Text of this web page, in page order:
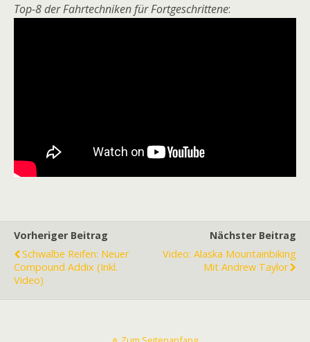
Top-8 der Fahrtechniken für Fortgeschrittene:
Vorheriger Beitrag
Schwalbe Reifen: Neuer
Compound Addix (inkl.
Video)
Nächster Beitrag
Video: Alaska Mountainbiking
Mit Andrew Taylor